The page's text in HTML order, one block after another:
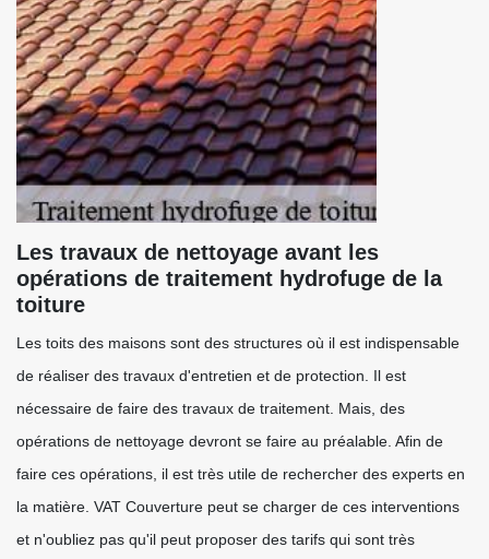
Les travaux de nettoyage avant les
opérations de traitement hydrofuge de la
toiture
Les toits des maisons sont des structures où il est indispensable
de réaliser des travaux d'entretien et de protection. Il est
nécessaire de faire des travaux de traitement. Mais, des
opérations de nettoyage devront se faire au préalable. Afin de
faire ces opérations, il est très utile de rechercher des experts en
la matière. VAT Couverture peut se charger de ces interventions
et n'oubliez pas qu'il peut proposer des tarifs qui sont très